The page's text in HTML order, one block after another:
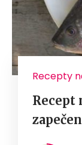
Recepty
Recept